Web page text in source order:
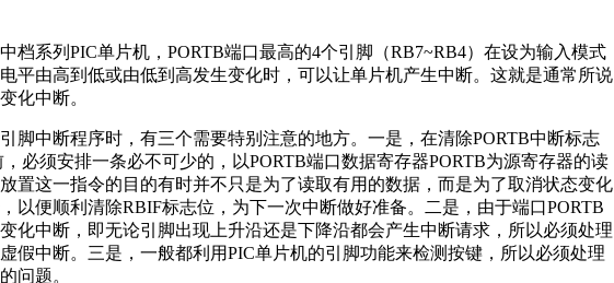
系列PIC单片机，PORTB端口最高的4个引脚（RB7~RB4）在设为输入模式
平由高到低或由低到高发生变化时，可以让单片机产生中断。这就是通常所说
化中断。
中断程序时，有三个需要特别注意的地方。一是，在清除PORTB中断标志
必须安排一条必不可少的，以PORTB端口数据寄存器PORTB为源寄存器的读
置这一指令的目的有时并不只是为了读取有用的数据，而是为了取消状态变化
以便顺利清除RBIF标志位，为下一次中断做好准备。二是，由于端口PORTB
化中断，即无论引脚出现上升沿还是下降沿都会产生中断请求，所以必须处理
假中断。三是，一般都利用PIC单片机的引脚功能来检测按键，所以必须处理
问题。